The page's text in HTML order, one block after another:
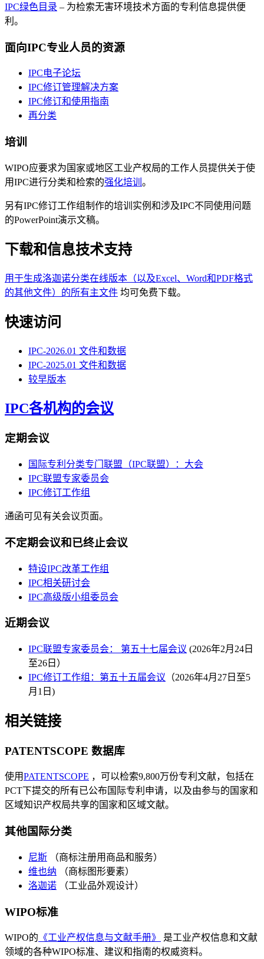
IPC绿色目录 – 为检索无害环境技术方面的专利信息提供便
利。
面向IPC专业人员的资源
IPC电子论坛
IPC修订管理解决方案
IPC修订和使用指南
再分类
培训
WIPO应要求为国家或地区工业产权局的工作人员提供关于使
用IPC进行分类和检索的强化培训 。
另有IPC修订工作组制作的培训实例和涉及IPC不同使用问题
的PowerPoint演示文稿。
下载和信息技术支持
用于生成洛迦诺分类在线版本（以及Excel、Word和PDF格式
的其他文件）的所有主文件 均可免费下载。
快速访问
IPC-2026.01 文件和数据
IPC-2025.01 文件和数据
较早版本
IPC各机构的会议
定期会议
国际专利分类专门联盟（IPC联盟）：大会
IPC联盟专家委员会
IPC修订工作组
通函可见有关会议页面。
不定期会议和已终止会议
特设IPC改革工作组
IPC相关研讨会
IPC高级版小组委员会
近期会议
IPC联盟专家委员会： 第五十七届会议 (2026年2月24日
至26日）
IPC修订工作组：第五十五届会议 （2026年4月27日至5
月1日)
相关链接
PATENTSCOPE 数据库
使用PATENTSCOPE ，可以检索9,800万份专利文献，包括在
PCT下提交的所有已公布国际专利申请，以及由参与的国家和
区域知识产权局共享的国家和区域文献。
其他国际分类
尼斯 （商标注册用商品和服务）
维也纳 （商标图形要素）
洛迦诺 （工业品外观设计）
WIPO标准
WIPO的 《工业产权信息与文献手册》
是工业产权信息和文献
领域的各种WIPO标准、建议和指南的权威资料。